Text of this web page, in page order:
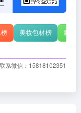
美妆包材榜 新原
系微信：15818102351